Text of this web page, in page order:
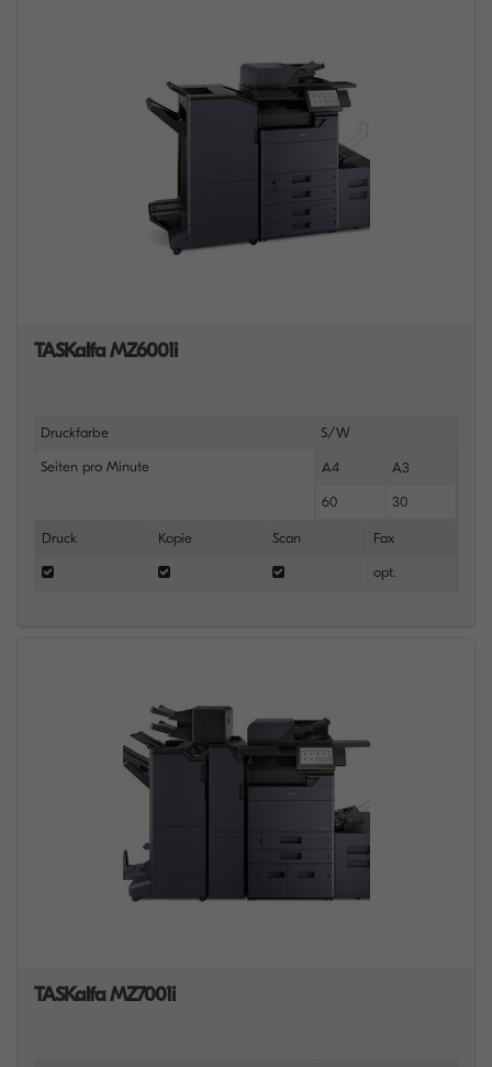
TASKalfa MZ6001i
Druckfarbe S/W
Seiten pro Minute A4 A3
60 30
Druck Kopie Scan Fax
opt.
TASKalfa MZ7001i